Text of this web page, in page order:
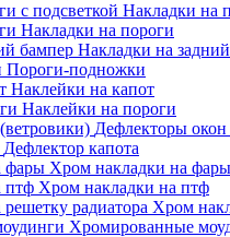
Накладки на
Накладки на пороги
Накладки на
Пороги-подножки
Наклейки на капот
Наклейки на пороги
Дефлекторы
Дефлектор капота
Хром накладки на фары
Хром накладки на птф
Хром
Хромированные